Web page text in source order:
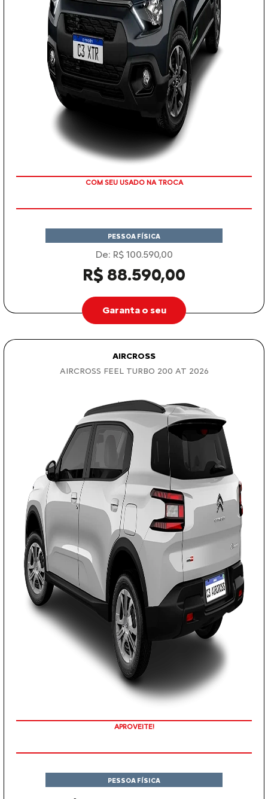
COM SEU USADO NA TROCA
PESSOA FÍSICA
De: R$ 100.590,00
R$ 88.590,00
Garanta o seu
AIRCROSS
AIRCROSS FEEL TURBO 200 AT 2026
APROVEITE!
PESSOA FÍSICA